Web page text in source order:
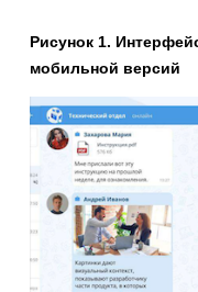
Рисунок 1.
мобильной версий